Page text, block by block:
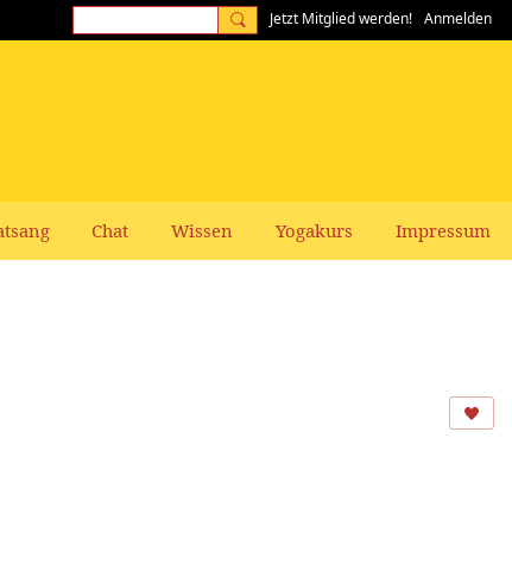
Jetzt Mitglied werden! Anmelden
Chat Wissen Yogakurs Impressum